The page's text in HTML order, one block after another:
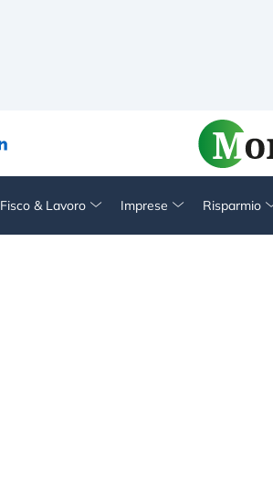
Fisco & Lavoro Imprese Risparmio